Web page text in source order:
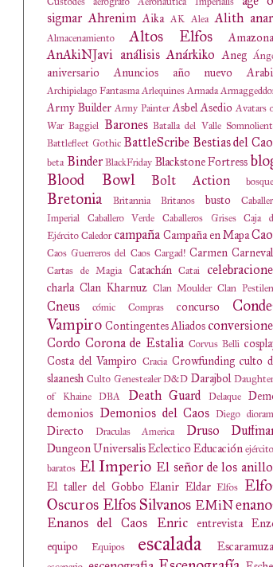
sigmar Ahrenim Aika AK Alea Alith
Almacenamiento Altos Elfos
AnAkiNJavi análisis Anárkiko Aneg
aniversario Anuncios año nuevo
Archipielago FantasmaArlequinesArmada
Army Builder Army Painter Asbel Asedio Avatars
War Baggiel Barones Batalla del Valle
Battlefleet Gothic BattleScribe Bestias del
beta Binder BlackFriday Blackstone Fortress
Blood Bowl
Bolt Action
Bretonia Britannia Britanos busto
Imperial
Caballero Verde Caballeros Grises
Caja
EjércitoCaledor campaña Campaña en Mapa
Caos Guerreros del Caos Cargad! Carmen
Cartas de Magia Catachán Catai
charla Clan Kharnuz Clan Moulder Clan
Cneus cómic Compras concurso
Vampiro Contingentes Aliados
Cordo Corona de Estalia Corvus Belli
Costa del Vampiro Cracia Crowfunding culto
slaanesh Culto Genestealer D&D Darajbol
of Khaine DBA Death Guard Delaque
demonios Demonios del Caos Diego
Directo Draculas America Druso
Dungeon UniversalisEclecticoEducación
baratos El Imperio El señor de los
El taller del Gobbo Elanir Eldar Elfos
Oscuros Elfos Silvanos EMiN
Enanos del Caos Enric entrevista
equipo
Equipos escalada